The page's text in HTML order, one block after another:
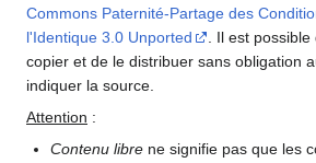
Commons Paternité-Partage des
l'Identique 3.0 Unported
. Il est
copier et de le distribuer sans obligation
indiquer la source.
Attention :
Contenu libre ne signifie pas que les